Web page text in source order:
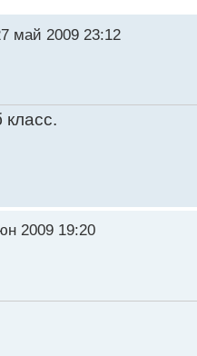
май 2009 23:12
класс.
2009 19:20